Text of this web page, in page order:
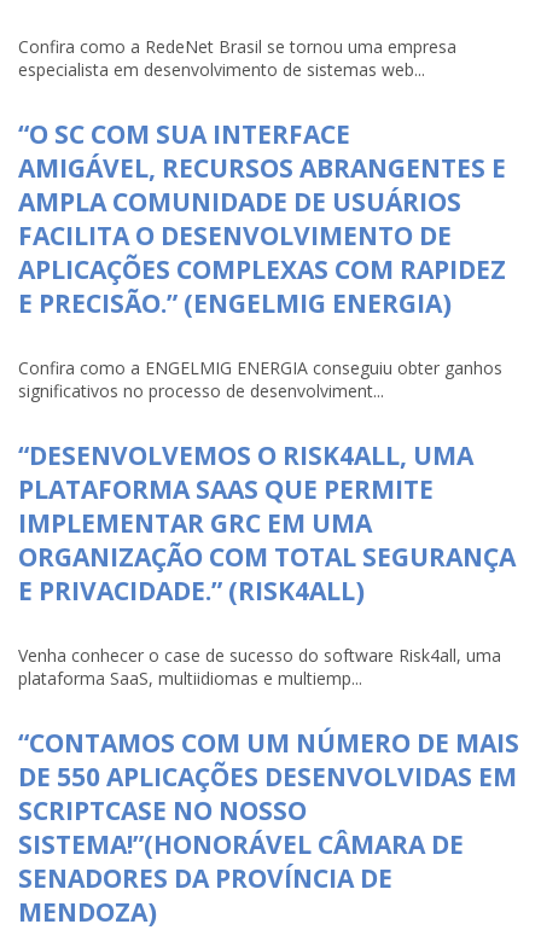
Confira como a RedeNet Brasil se tornou uma empresa
especialista em desenvolvimento de sistemas web...
“O SC COM SUA INTERFACE
AMIGÁVEL, RECURSOS ABRANGENTES E
AMPLA COMUNIDADE DE USUÁRIOS
FACILITA O DESENVOLVIMENTO DE
APLICAÇÕES COMPLEXAS COM RAPIDEZ
E PRECISÃO.” (ENGELMIG ENERGIA)
Confira como a ENGELMIG ENERGIA conseguiu obter ganhos
significativos no processo de desenvolviment...
“DESENVOLVEMOS O RISK4ALL, UMA
PLATAFORMA SAAS QUE PERMITE
IMPLEMENTAR GRC EM UMA
ORGANIZAÇÃO COM TOTAL SEGURANÇA
E PRIVACIDADE.” (RISK4ALL)
Venha conhecer o case de sucesso do software Risk4all, uma
plataforma SaaS, multiidiomas e multiemp...
“CONTAMOS COM UM NÚMERO DE MAIS
DE 550 APLICAÇÕES DESENVOLVIDAS EM
SCRIPTCASE NO NOSSO
SISTEMA!”(HONORÁVEL CÂMARA DE
SENADORES DA PROVÍNCIA DE
MENDOZA)